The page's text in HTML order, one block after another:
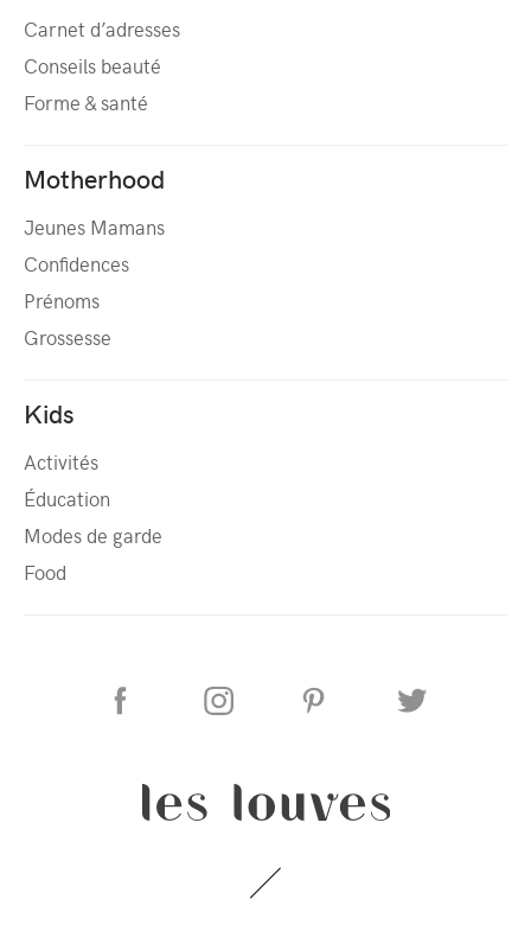
Carnet d’adresses
Conseils beauté
Forme & santé
Motherhood
Jeunes Mamans
Confidences
Prénoms
Grossesse
Kids
Activités
Éducation
Modes de garde
Food